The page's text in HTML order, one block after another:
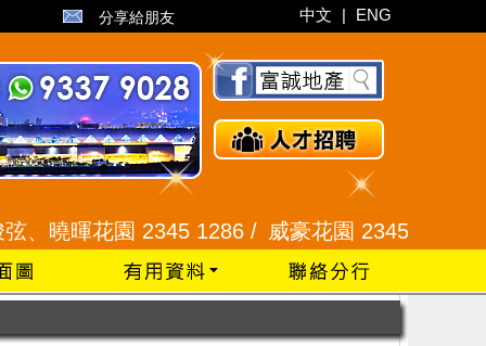
分享給朋友 中文 | ENG
園 2345 1286 /威豪花園 2345 3331 /星河明